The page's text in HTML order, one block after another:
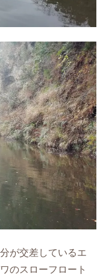
が交差しているエ
のスローフロート